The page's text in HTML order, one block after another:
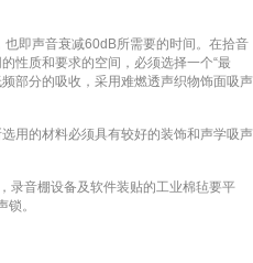
即声音衰减60dB所需要的时间。在拾音
性质和要求的空间，必须选择一个“最
部分的吸收，采用难燃透声织物饰面吸声
用的材料必须具有较好的装饰和声学吸声
录音棚设备及软件装贴的工业棉毡要平
。